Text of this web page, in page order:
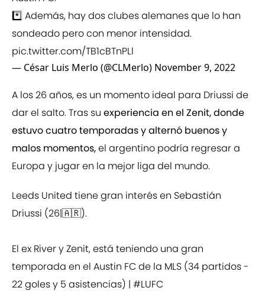
*️⃣ Además, hay dos clubes alemanes que lo han
sondeado pero con menor intensidad.
pic.twitter.com/TB1cBTnPLl
— César Luis Merlo (@CLMerlo) November 9, 2022
A los 26 años, es un momento ideal para Driussi de
dar el salto. Tras su experiencia en el Zenit, donde
estuvo cuatro temporadas y alternó buenos y
malos momentos,el argentino podría regresar a
Europa y jugar en la mejor liga del mundo.
Leeds United tiene gran interés en Sebastián
Driussi (26|🇦🇷).
El ex River y Zenit, está teniendo una gran
temporada en el Austin FC de la MLS (34 partidos -
22 goles y 5 asistencias) | #LUFC